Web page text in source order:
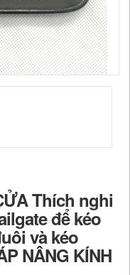
Thích nghi
để kéo
và kéo
NÂNG KÍNH